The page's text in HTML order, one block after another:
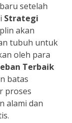
setelah
Strategi
akan
tubuh untuk
oleh para
Terbaik
batas
proses
alami dan